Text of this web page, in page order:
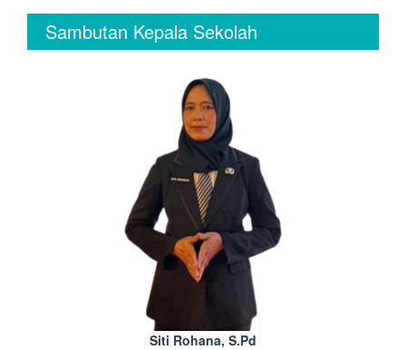
2021”
Sambutan Kepala Sekolah
Siti Rohana, S.Pd